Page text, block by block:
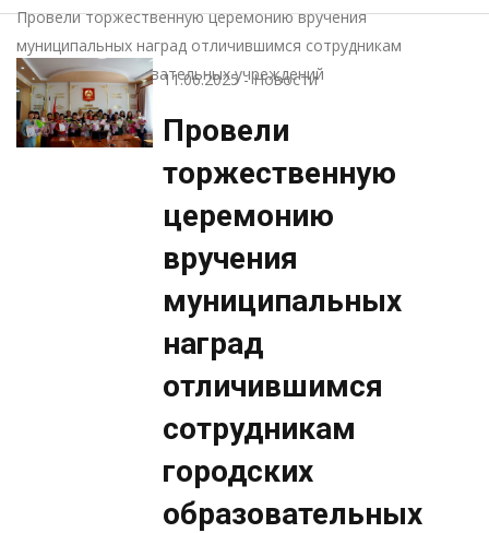
Провели торжественную церемонию вручения
муниципальных наград отличившимся сотрудникам
городских образовательных учреждений
11.06.2025- Новости
Провели
торжественную
церемонию
вручения
муниципальных
наград
отличившимся
сотрудникам
городских
образовательных